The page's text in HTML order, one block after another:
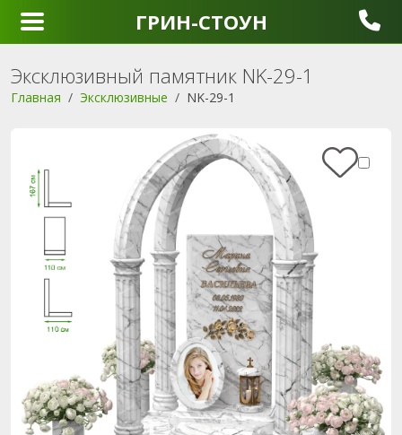
ГРИН-СТОУН
Эксклюзивный памятник NK-29-1
Главная Эксклюзивные NK-29-1